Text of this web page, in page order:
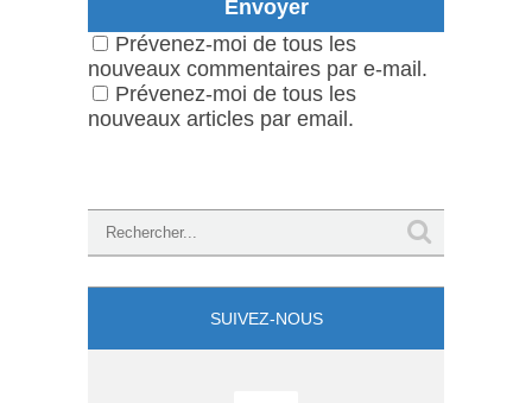
Prévenez-moi de tous les
nouveaux commentaires par e-mail.
Prévenez-moi de tous les
nouveaux articles par email.
SUIVEZ-NOUS